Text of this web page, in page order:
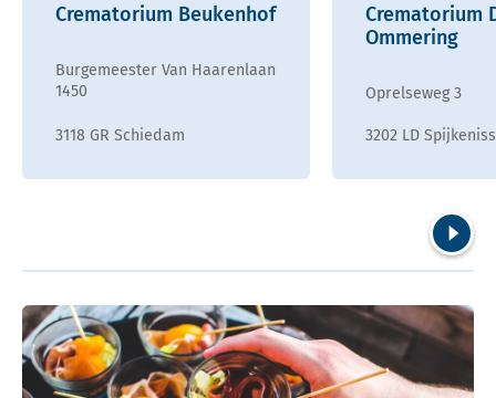
Crematorium Beukenhof
Burgemeester Van Haarenlaan
1450
3118 GR Schiedam
Crematorium
Ommering
Oprelseweg 3
3202 LD